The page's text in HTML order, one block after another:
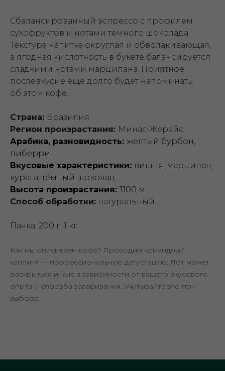
Сбалансированный эспрессо с профилем
сухофруктов и нотами темного шоколада.
Текстура напитка округлая и обволакивающая,
а ягодная кислотность в букете балансируется
сладкими нотами марципана. Приятное
послевкусие еще долго будет напоминать
об этом кофе.
Страна: Бразилия
Регион произрастания: Минас-Жерайс
Арабика, разновидность: желтый бурбон,
пиберри
Вкусовые характеристики: вишня, марципан,
курага, тёмный шоколад
Высота произрастания: 1100 м
Способ обработки: натуральный
Пачка: 200 г, 1 кг
Как мы описываем кофе? Проводим командный
каппинг — профессиональную дегустацию. Лот может
раскрыться иначе в зависимости от вашего вкусового
опыта и способа заваривания. Учитывайте это при
выборе.